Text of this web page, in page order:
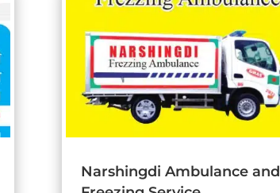
Narshingdi Ambulance and